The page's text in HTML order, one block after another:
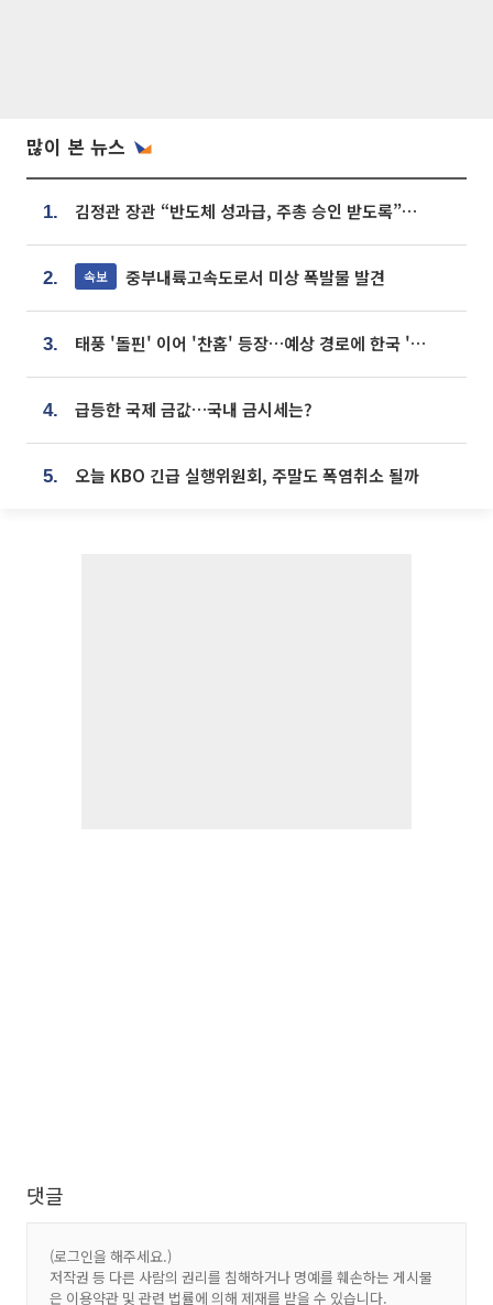
많이 본 뉴스
1. 김정관 장관 “반도체 성과급, 주총 승인 받도록”…상법·자본시장법 개정 시사
2. 속보 중부내륙고속도로서 미상 폭발물 발견
3. 태풍 '돌핀' 이어 '찬홈' 등장…예상 경로에 한국 '한숨'
4. 급등한 국제 금값…국내 금시세는?
5. 오늘 KBO 긴급 실행위원회, 주말도 폭염취소 될까
댓글